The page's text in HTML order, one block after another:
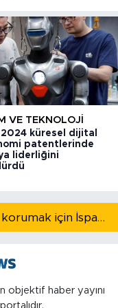
VE TEKNOLOJI
2024 küresel dijital
patentlerinde
liderliğini
İtalya Başbakanı: Ulusal güvenliği korumak için İspanya ile Schengen kapsamındaki serbest dolaşımı askıya alıyoruz
objektif haber yayını